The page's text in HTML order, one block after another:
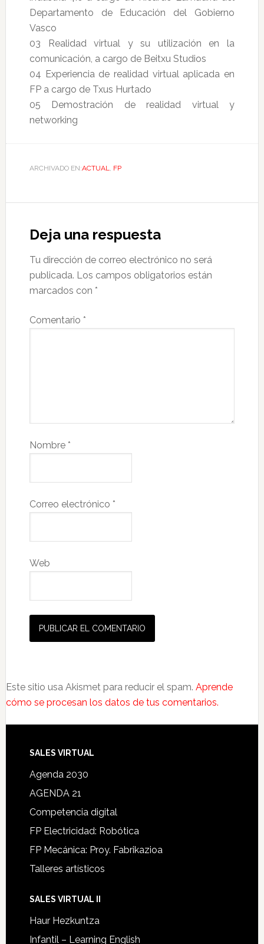
Departamento de Educación del Gobierno
Vasco
03 Realidad virtual y su utilización en la
comunicación, a cargo de Beitxu Studios
04 Experiencia de realidad virtual aplicada en
FP a cargo de Txus Hurtado
05 Demostración de realidad virtual y
networking
ARCHIVADO EN:ACTUAL, FP
Deja una respuesta
Tu dirección de correo electrónico no será
publicada. Los campos obligatorios están
marcados con *
Comentario *
Nombre *
Correo electrónico *
Web
Este sitio usa Akismet para reducir el spam. Aprende
cómo se procesan los datos de tus comentarios.
SALES VIRTUAL
Agenda 2030
AGENDA 21
Competencia digital
FP Electricidad: Robótica
FP Mecánica: Proy. Fabrikazioa
Talleres artísticos
SALES VIRTUAL II
Haur Hezkuntza
Infantil – Learning English